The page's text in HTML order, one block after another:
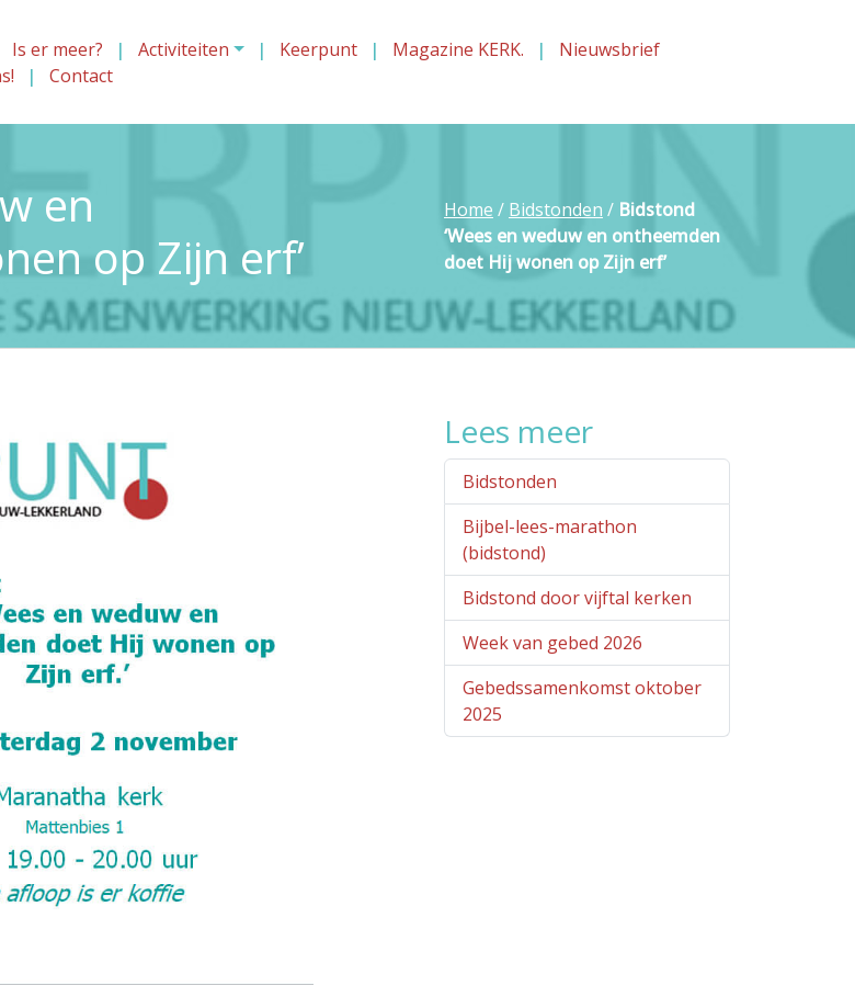
Is er meer? Activiteiten Keerpunt Magazine KERK.
Nieuwsbrief
Contact
en
op Zijn erf’
Home / Bidstonden / Bidstond
‘Wees en weduw en ontheemden
doet Hij wonen op Zijn erf’
Lees meer
Bidstonden
Bijbel-lees-marathon
(bidstond)
Bidstond door vijftal kerken
Week van gebed 2026
Gebedssamenkomst oktober
2025